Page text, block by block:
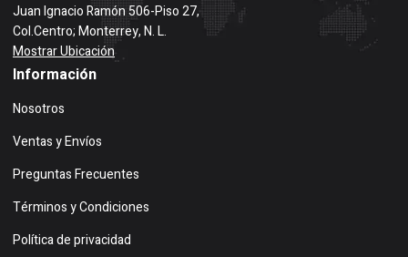
Juan Ignacio Ramón 506-Piso 27,
Col.Centro; Monterrey, N. L.
Mostrar Ubicación
Información
Nosotros
Ventas y Envíos
Preguntas Frecuentes
Términos y Condiciones
Política de privacidad